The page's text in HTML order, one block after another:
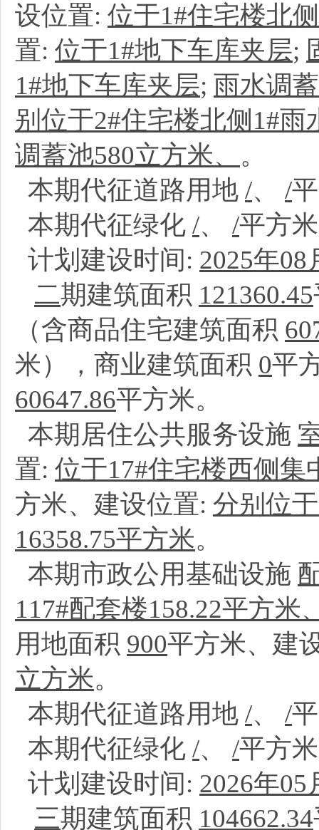
设位置: 位于1#住宅楼北侧
置: 位于1#地下车库夹层;
1#地下车库夹层; 雨水调
别位于2#住宅楼北侧1#雨
调蓄池580立方米、 。
本期代征道路用地 /、 /
本期代征绿化 /、 /平方
计划建设时间: 2025年08
二期建筑面积 121360.45
（含商品住宅建筑面积
米），商业建筑面积 0平
60647.86平方米。
本期居住公共服务设施
置: 位于17#住宅楼西侧集
方米、建设位置: 分别位
16358.75平方米。
本期市政公用基础设施
117#配套楼158.22平方米
用地面积 900平方米、建
立方米。
本期代征道路用地 /、 /
本期代征绿化 /、 /平方
计划建设时间: 2026年05
三期建筑面积 104662.34